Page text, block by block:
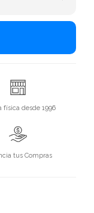
física desde 1996
tus Compras